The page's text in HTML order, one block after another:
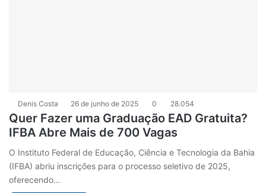
Denis Costa 26 de junho de 2025 0 28.054
Quer Fazer uma Graduação EAD Gratuita?
IFBA Abre Mais de 700 Vagas
O Instituto Federal de Educação, Ciência e Tecnologia da Bahia
(IFBA) abriu inscrições para o processo seletivo de 2025,
oferecendo…